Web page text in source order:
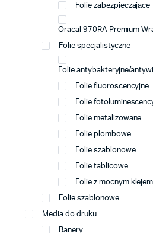
Folie zabezpieczające
Oracal 970RA Premium
Folie specjalistyczne
Folie antybakteryjne/
Folie fluoroscencyjne
Folie
Folie metalizowane
Folie plombowe
Folie szablonowe
Folie tablicowe
Folie z mocnym klejem
Folie szablonowe
Media do druku
Banery